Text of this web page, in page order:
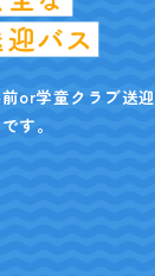
or学童クラブ送迎
す。